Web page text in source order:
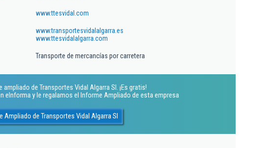
www.ttesvidal.com
www.transportesvidalalgarra.es
www.ttesvidalalgarra.com
Transporte de mercancías por carretera
ampliado de Transportes Vidal Algarra Sl. ¡Es gratis!
eInforma y le regalamos el Informe Ampliado de esta empresa
Ampliado de Transportes Vidal Algarra Sl